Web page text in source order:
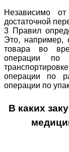
Независимо
достаточной
3 Правил
Это, например,
товара во
операции по
операции по
операции по
В каких